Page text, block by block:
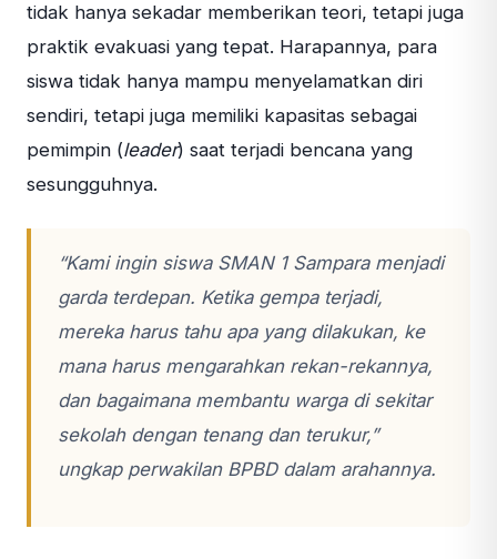
tidak hanya sekadar memberikan teori, tetapi juga
praktik evakuasi yang tepat. Harapannya, para
siswa tidak hanya mampu menyelamatkan diri
sendiri, tetapi juga memiliki kapasitas sebagai
pemimpin (leader) saat terjadi bencana yang
sesungguhnya.
“Kami ingin siswa SMAN 1 Sampara menjadi
garda terdepan. Ketika gempa terjadi,
mereka harus tahu apa yang dilakukan, ke
mana harus mengarahkan rekan-rekannya,
dan bagaimana membantu warga di sekitar
sekolah dengan tenang dan terukur,”
ungkap perwakilan BPBD dalam arahannya.